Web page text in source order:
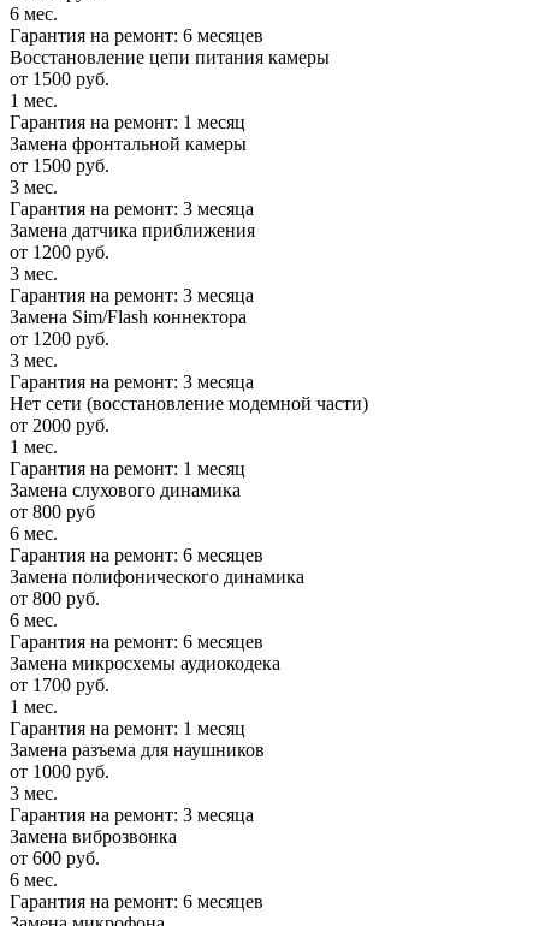
6 мес.
Гарантия на ремонт: 6 месяцев
Восстановление цепи питания камеры
от 1500 руб.
1 мес.
Гарантия на ремонт: 1 месяц
Замена фронтальной камеры
от 1500 руб.
3 мес.
Гарантия на ремонт: 3 месяца
Замена датчика приближения
от 1200 руб.
3 мес.
Гарантия на ремонт: 3 месяца
Замена Sim/Flash коннектора
от 1200 руб.
3 мес.
Гарантия на ремонт: 3 месяца
Нет сети (восстановление модемной части)
от 2000 руб.
1 мес.
Гарантия на ремонт: 1 месяц
Замена слухового динамика
от 800 руб
6 мес.
Гарантия на ремонт: 6 месяцев
Замена полифонического динамика
от 800 руб.
6 мес.
Гарантия на ремонт: 6 месяцев
Замена микросхемы аудиокодека
от 1700 руб.
1 мес.
Гарантия на ремонт: 1 месяц
Замена разъема для наушников
от 1000 руб.
3 мес.
Гарантия на ремонт: 3 месяца
Замена виброзвонка
от 600 руб.
6 мес.
Гарантия на ремонт: 6 месяцев